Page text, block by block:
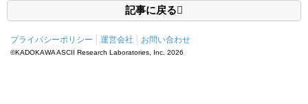
記事に戻る
プライバシーポリシー 運営会社 お問い合わせ
©KADOKAWA ASCII Research Laboratories, Inc. 2026